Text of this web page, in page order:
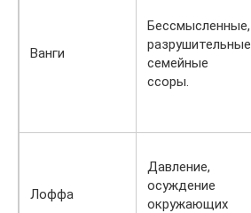
Ванги
Бессмысленные,
разрушительные
семейные
ссоры.
Лоффа
Давление,
осуждение
окружающих